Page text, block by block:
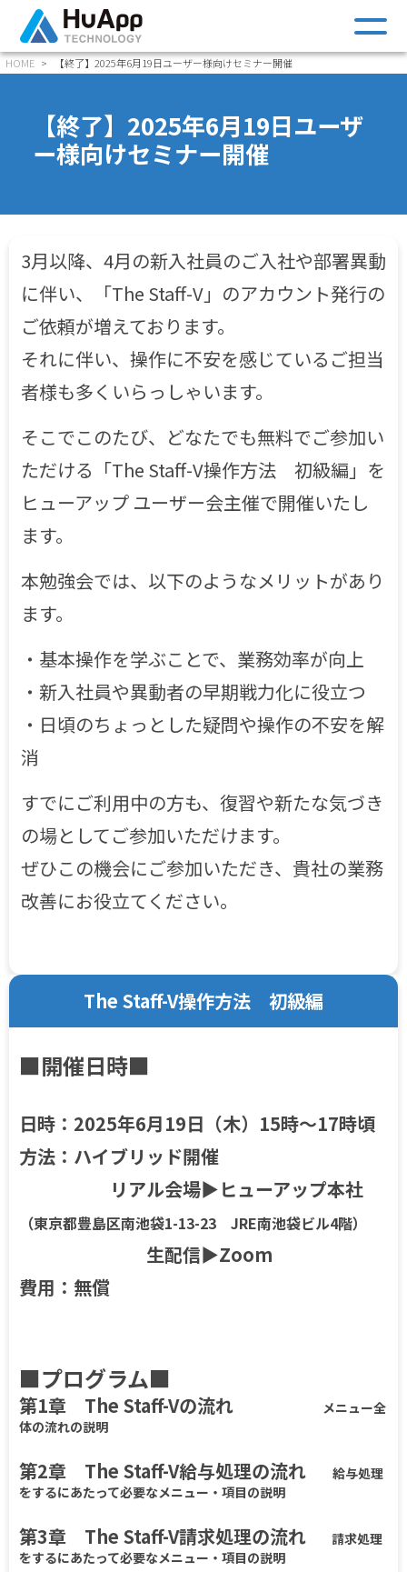
HOME 【終了】2025年6月19日ユーザー様向けセミナー開催
【終了】2025年6月19日ユーザ
ー様向けセミナー開催
3月以降、4月の新入社員のご入社や部署異動
に伴い、「The Staff-V」のアカウント発行の
ご依頼が増えております。
それに伴い、操作に不安を感じているご担当
者様も多くいらっしゃいます。
そこでこのたび、どなたでも無料でご参加い
ただける「The Staff-V操作方法 初級編」を
ヒューアップ ユーザー会主催で開催いたし
ます。
本勉強会では、以下のようなメリットがあり
ます。
・基本操作を学ぶことで、業務効率が向上
・新入社員や異動者の早期戦力化に役立つ
・日頃のちょっとした疑問や操作の不安を解
消
すでにご利用中の方も、復習や新たな気づき
の場としてご参加いただけます。
ぜひこの機会にご参加いただき、貴社の業務
改善にお役立てください。
The Staff-V操作方法 初級編
■開催日時■
日時：2025年6月19日（木）15時～17時頃
方法：ハイブリッド開催
リアル会場▶ヒューアップ本社
（東京都豊島区南池袋1-13-23 JRE南池袋ビル4階）
生配信▶Zoom
費用：無償
■プログラム■
第1章 The Staff-Vの流れメニュー全
体の流れの説明
第2章 The Staff-V給与処理の流れ
給与処理
をするにあたって必要なメニュー・項目の説明
第3章 The Staff-V請求処理の流れ請求処理
をするにあたって必要なメニュー・​項目の説明